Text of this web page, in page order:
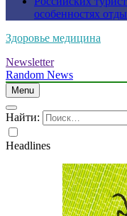
особенностях
Здоровье медицина
Newsletter
Random News
Menu
Найти:
Headlines